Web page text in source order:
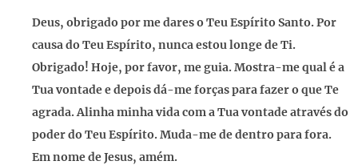
Deus, obrigado por me dares o Teu Espírito Santo. Por
causa do Teu Espírito, nunca estou longe de Ti.
Obrigado! Hoje, por favor, me guia. Mostra-me qual é a
Tua vontade e depois dá-me forças para fazer o que Te
agrada. Alinha minha vida com a Tua vontade através do
poder do Teu Espírito. Muda-me de dentro para fora.
Em nome de Jesus, amém.